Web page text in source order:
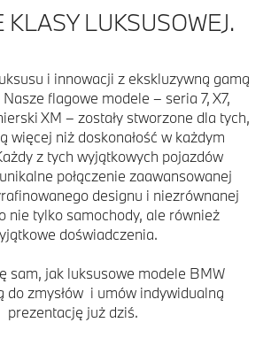
KLASY LUKSUSOWEJ.
i innowacji z ekskluzywną gamą
flagowe modele – seria 7, X7,
XM – zostały stworzone dla tych,
więcej niż doskonałość w każdym
z tych wyjątkowych pojazdów
połączenie zaawansowanej
designu i niezrównanej
nie tylko samochody, ale również
doświadczenia.
sam, jak luksusowe modele BMW
do zmysłów i umów indywidualną
prezentację już dziś.